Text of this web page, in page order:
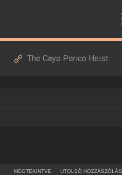
The Cayo Perico Heist
MEGTEKINTVE UTOLSÓ HOZZÁSZÓLÁS